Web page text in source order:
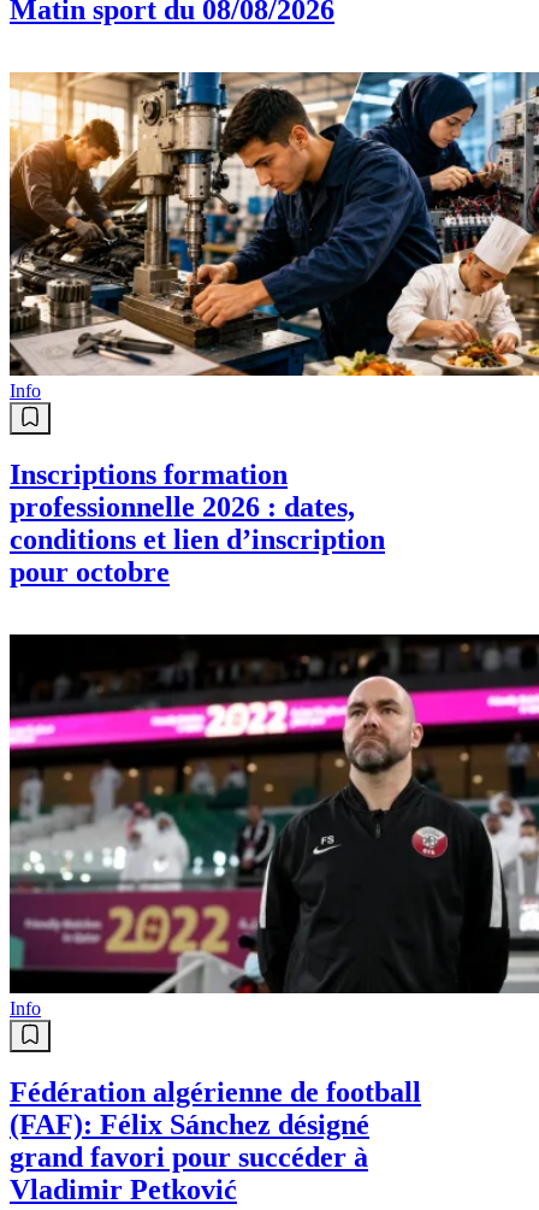
Matin sport du 08/08/2026
Info
Inscriptions formation
professionnelle 2026 : dates,
conditions et lien d’inscription
pour octobre
Info
Fédération algérienne de football
(FAF): Félix Sánchez désigné
grand favori pour succéder à
Vladimir Petković